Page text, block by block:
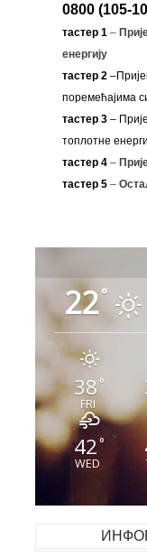
0800 (105-
тастер 1–
енергију
тастер 2
поремећајима
тастер 3–
топлотне
тастер 4 –
тастер 5 –
22°
38°
FRI
42°
WED